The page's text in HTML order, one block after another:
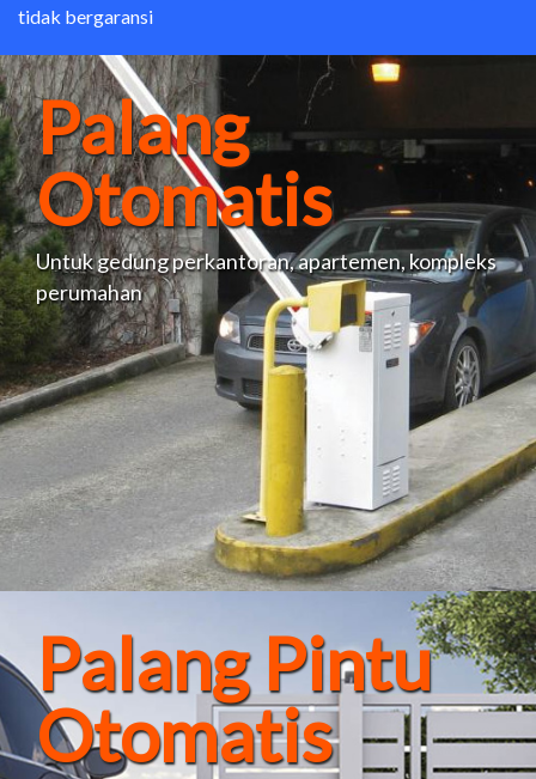
tidak bergaransi
Palang
Otomatis
Untuk gedung perkantoran, apartemen, kompleks
perumahan
Palang Pintu
Otomatis